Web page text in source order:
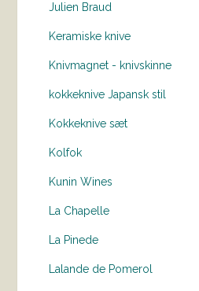
Julien Braud
Keramiske knive
Knivmagnet - knivskinne
kokkeknive Japansk stil
Kokkeknive sæt
Kolfok
Kunin Wines
La Chapelle
La Pinede
Lalande de Pomerol